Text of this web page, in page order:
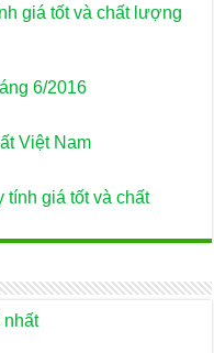
giá tốt và chất lượng
6/2016
Việt Nam
tính giá tốt và chất
nhất